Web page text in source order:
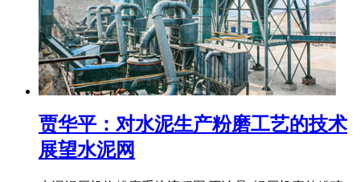
贾华平：对水泥生产粉磨工艺的技术
展望水泥网